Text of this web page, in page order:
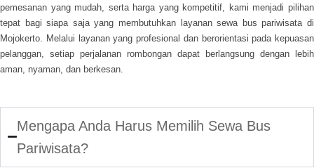
pemesanan yang mudah, serta harga yang kompetitif, kami menjadi pilihan
tepat bagi siapa saja yang membutuhkan layanan sewa bus pariwisata di
Mojokerto. Melalui layanan yang profesional dan berorientasi pada kepuasan
pelanggan, setiap perjalanan rombongan dapat berlangsung dengan lebih
aman, nyaman, dan berkesan.
Mengapa Anda Harus Memilih Sewa Bus
Pariwisata?